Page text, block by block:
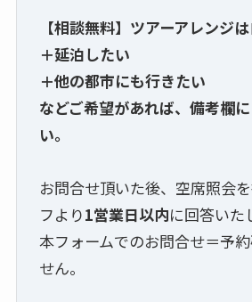
【相談無料】ツアーアレンジは
＋延泊したい
＋他の都市にも行きたい
などご希望があれば、備考欄
い。
お問合せ頂いた後、空席照会
フより1営業日以内に回答いた
本フォームでのお問合せ＝予
せん。